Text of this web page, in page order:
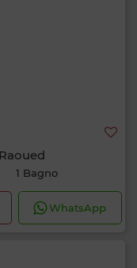
1 Bagno
WhatsApp